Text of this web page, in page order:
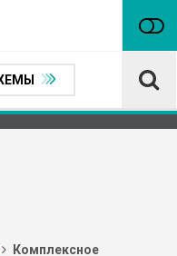
Комплексное